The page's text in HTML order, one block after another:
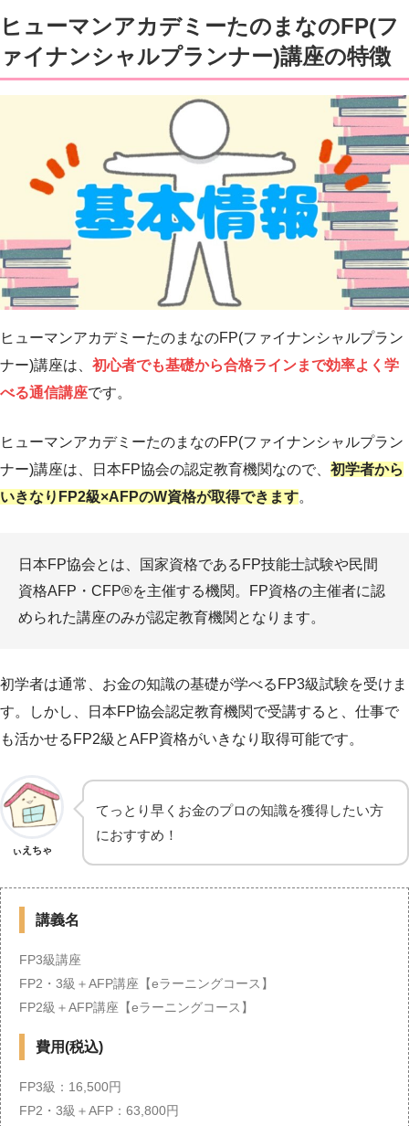
ヒューマンアカデミーたのまなのFP(フ
ァイナンシャルプランナー)講座の特徴
ヒューマンアカデミーたのまなのFP(ファイナンシャルプラン
ナー)講座は、 初心者でも基礎から合格ラインまで効率よく学
べる通信講座です。
ヒューマンアカデミーたのまなのFP(ファイナンシャルプラン
ナー)講座は、日本FP協会の認定教育機関なので、 初学者から
いきなりFP2級×AFPのW資格が取得できます。
日本FP協会とは、国家資格であるFP技能士試験や民間
資格AFP・CFP®️を主催する機関。FP資格の主催者に認
められた講座のみが認定教育機関となります。
初学者は通常、お金の知識の基礎が学べるFP3級試験を受けま
す。しかし、日本FP協会認定教育機関で受講すると、仕事で
も活かせるFP2級とAFP資格がいきなり取得可能です。
ぃえちゃ
てっとり早くお金のプロの知識を獲得したい方
におすすめ！
講義名
FP3級講座
FP2・3級＋AFP講座【eラーニングコース】
FP2級＋AFP講座【eラーニングコース】
費用(税込)
FP3級：16,500円
FP2・3級＋AFP：63,800円